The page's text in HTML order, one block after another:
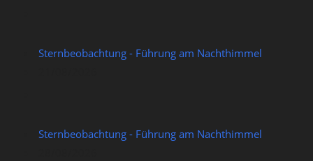
Sternbeobachtung - Führung am Nachthimmel
Sternbeobachtung - Führung am Nachthimmel